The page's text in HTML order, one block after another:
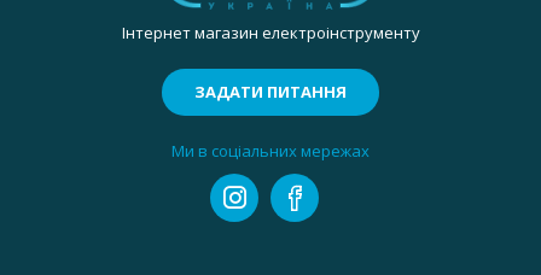
Інтернет магазин електроінструменту
ЗАДАТИ ПИТАННЯ
Ми в соціальних мережах